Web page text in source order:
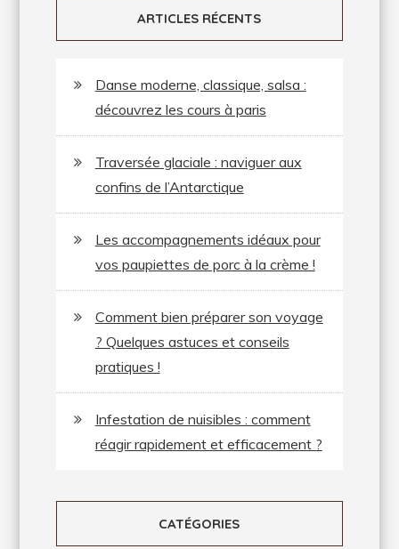
ARTICLES RÉCENTS
Danse moderne, classique, salsa :
découvrez les cours à paris
Traversée glaciale : naviguer aux
confins de l’Antarctique
Les accompagnements idéaux pour
vos paupiettes de porc à la crème !
Comment bien préparer son voyage
? Quelques astuces et conseils
pratiques !
Infestation de nuisibles : comment
réagir rapidement et efficacement ?
CATÉGORIES